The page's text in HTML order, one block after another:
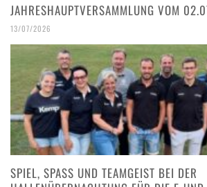
JAHRESHAUPTVERSAMMLUNG VOM
13/07/2026
SPIEL, SPASS UND TEAMGEIST BEI DER H